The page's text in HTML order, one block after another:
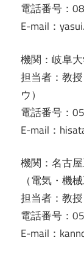
電話番号：
E-mail：
機関：岐阜
担当者：教
ウ）
電話番号：
E-mail：
機関：名古
（電気・機
担当者：教
電話番号：
E-mail：